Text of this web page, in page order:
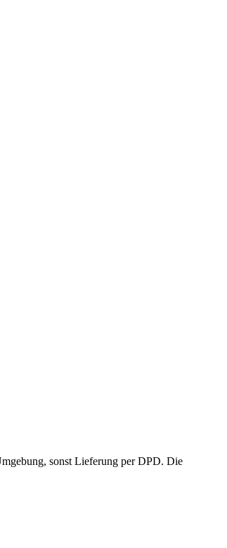
sonst Lieferung per DPD. Die